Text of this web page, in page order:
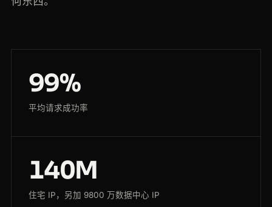
99%
平均请求成功率
140M
住宅 IP，另加 9800 万数据中心 IP